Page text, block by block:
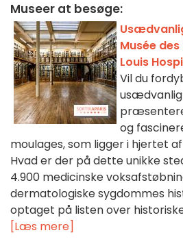
Museer at besøge:
Musée
Louis
Vil du
og
moulages, som ligger i hjertet
Hvad er der på dette unikke
4.900 medicinske
dermatologiske sygdommes
optaget på listen over
[Læs mere]